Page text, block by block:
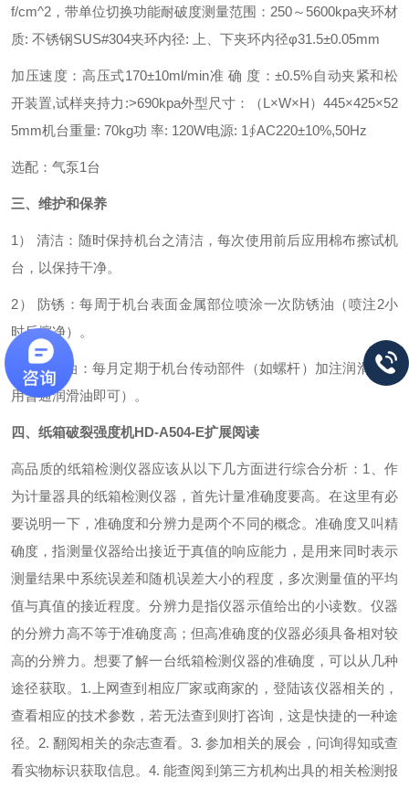
f/cm^2，带单位切换功能耐破度测量范围：250～5600kpa夹环材
质: 不锈钢SUS#304夹环内径: 上、下夹环内径φ31.5±0.05mm
加压速度：高压式170±10ml/min准 确 度：±0.5%自动夹紧和松
开装置,试样夹持力:>690kpa外型尺寸：（L×W×H）445×425×52
5mm机台重量: 70kg功 率: 120W电源: 1∮AC220±10%,50Hz
选配：气泵1台
三、 维护和保养
1） 清洁：随时保持机台之清洁，每次使用前后应用棉布擦试机
台，以保持干净。
2） 防锈：每周于机台表面金属部位喷涂一次防锈油（喷注2小
时后擦净）。
3）润滑油：每月定期于机台传动部件（如螺杆）加注润滑（选
用普通润滑油即可）。
四、 纸箱破裂强度机HD-A504-E扩展阅读
高品质的纸箱检测仪器应该从以下几方面进行综合分析： 1、作
为计量器具的纸箱检测仪器，首先计量准确度要高。在这里有必
要说明一下，准确度和分辨力是两个不同的概念。准确度又叫精
确度，指测量仪器给出接近于真值的响应能力，是用来同时表示
测量结果中系统误差和随机误差大小的程度，多次测量值的平均
值与真值的接近程度。分辨力是指仪器示值给出的小读数。仪器
的分辨力高不等于准确度高；但高准确度的仪器必须具备相对较
高的分辨力。想要了解一台纸箱检测仪器的准确度，可以从几种
途径获取。1.上网查到相应厂家或商家的，登陆该仪器相关的，
查看相应的技术参数，若无法查到则打咨询，这是快捷的一种途
径。2. 翻阅相关的杂志查看。3. 参加相关的展会，问询得知或查
看实物标识获取信息。4. 能查阅到第三方机构出具的相关检测报